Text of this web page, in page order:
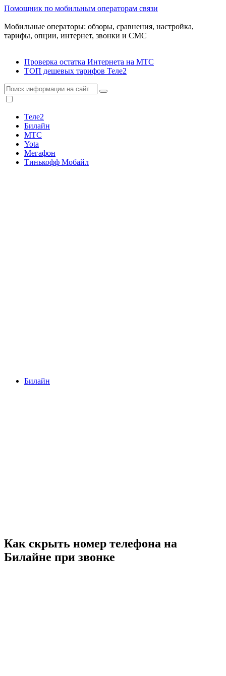
Помощник по мобильным операторам связи
Мобильные операторы: обзоры, сравнения, настройка,
тарифы, опции, интернет, звонки и СМС
Проверка остатка Интернета на МТС
ТОП дешевых тарифов Теле2
Теле2
Билайн
МТС
Yota
Мегафон
Тинькофф Мобайл
Билайн
Как скрыть номер телефона на
Билайне при звонке